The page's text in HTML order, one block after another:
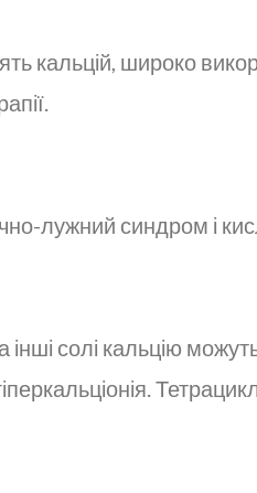
кальцій, широко
лужний синдром і
солі кальцію